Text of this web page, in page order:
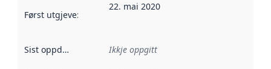
Først utgjeve:
22. mai 2020
Sist oppdatert Ikkje oppgitt